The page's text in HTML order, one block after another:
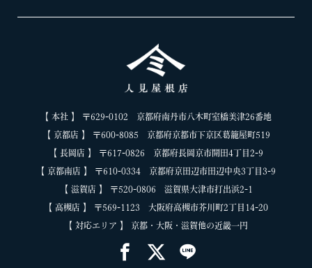
【 本社 】 〒629-0102 京都府南丹市八木町室橋美津26番地
【 京都店 】 〒600-8085 京都府京都市下京区葛籠屋町519
【 長岡店 】 〒617-0826 京都府長岡京市開田4丁目2-9
【 京都南店 】 〒610-0334 京都府京田辺市田辺中央3丁目3-9
【 滋賀店 】 〒520-0806 滋賀県大津市打出浜2-1
【 高槻店 】 〒569-1123 大阪府高槻市芥川町2丁目14-20
【 対応エリア 】 京都・大阪・滋賀他の近畿一円